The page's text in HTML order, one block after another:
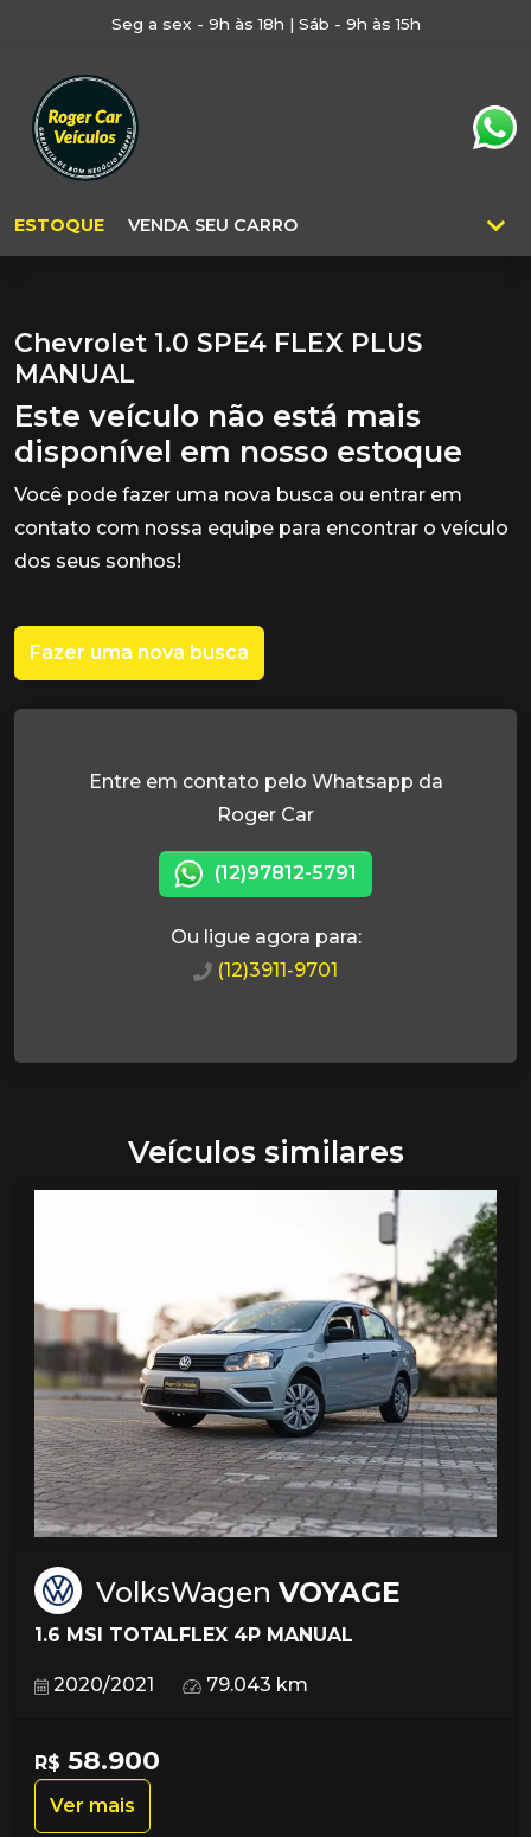
Seg a sex - 9h às 18h | Sáb - 9h às 15h
ESTOQUE VENDA SEU CARRO
Chevrolet 1.0 SPE4 FLEX PLUS
MANUAL
Este veículo não está mais
disponível em nosso estoque
Você pode fazer uma nova busca ou entrar em
contato com nossa equipe para encontrar o veículo
dos seus sonhos!
Fazer uma nova busca
Entre em contato pelo Whatsapp da
Roger Car
(12)97812-5791
Ou ligue agora para:
(12)3911-9701
Veículos similares
VolksWagen VOYAGE
1.6 MSI TOTALFLEX 4P MANUAL
2020/2021 79.043 km
R$ 58.900
Ver mais